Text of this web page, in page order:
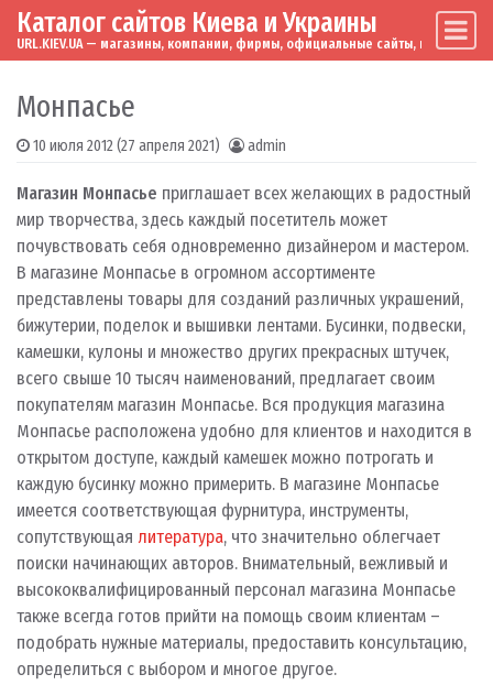
Skip to content
Main Navigation
Каталог сайтов Киева и Украины
URL.KIEV.UA — магазины, компании, фирмы, официальные сайты, мировые
Монпасье
10 июля 2012(27 апреля 2021) admin
Магазин Монпасье приглашает всех желающих в радостный
мир творчества, здесь каждый посетитель может
почувствовать себя одновременно дизайнером и мастером.
В магазине Монпасье в огромном ассортименте
представлены товары для созданий различных украшений,
бижутерии, поделок и вышивки лентами. Бусинки, подвески,
камешки, кулоны и множество других прекрасных штучек,
всего свыше 10 тысяч наименований, предлагает своим
покупателям магазин Монпасье. Вся продукция магазина
Монпасье расположена удобно для клиентов и находится в
открытом доступе, каждый камешек можно потрогать и
каждую бусинку можно примерить. В магазине Монпасье
имеется соответствующая фурнитура, инструменты,
сопутствующая литература, что значительно облегчает
поиски начинающих авторов. Внимательный, вежливый и
высококвалифицированный персонал магазина Монпасье
также всегда готов прийти на помощь своим клиентам –
подобрать нужные материалы, предоставить консультацию,
определиться с выбором и многое другое.